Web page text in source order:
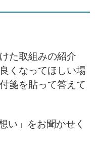
た取組みの紹介
くなってほしい場
箋を貼って答えて
い」をお聞かせく